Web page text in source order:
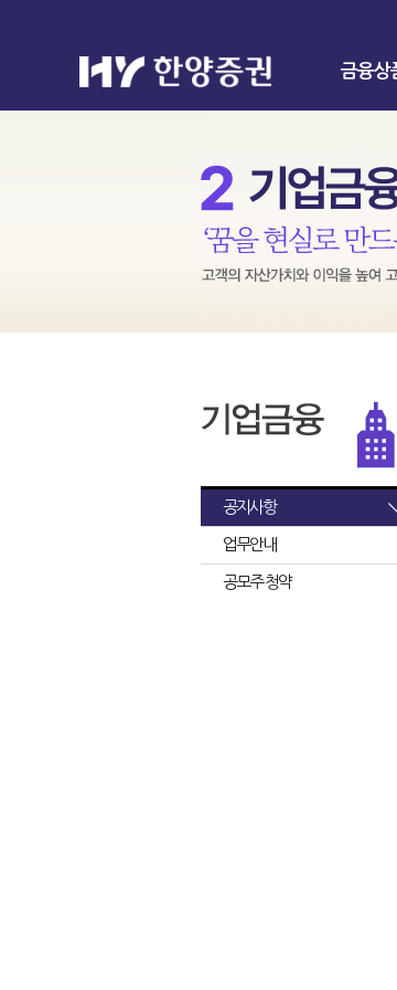
금융상
공지사항
업무안내
공모주 청약